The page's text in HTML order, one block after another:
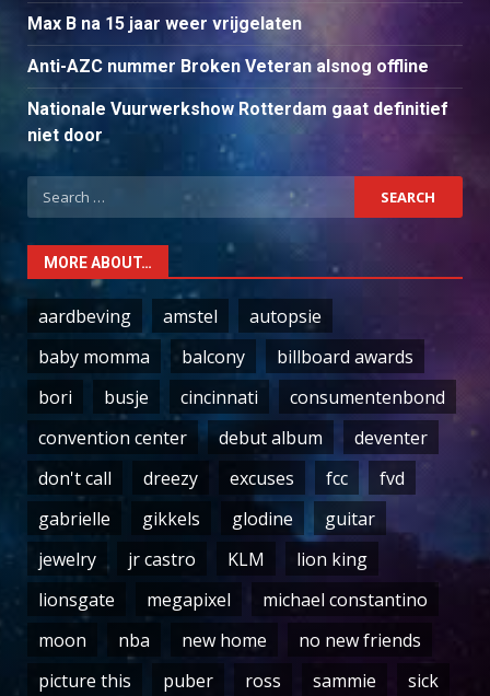
Max B na 15 jaar weer vrijgelaten
Anti-AZC nummer Broken Veteran alsnog offline
Nationale Vuurwerkshow Rotterdam gaat definitief
niet door
Search
for:
MORE ABOUT…
aardbeving amstel
autopsie
baby momma
balcony
billboard awards
bori
busje cincinnati
consumentenbond
convention center
debut album
deventer
don't call
dreezy excuses fcc
fvd
gabrielle
gikkels glodine
guitar
jewelry
jr castro KLM
lion king
lionsgate
megapixel
michael constantino
moon
nba new home
no new friends
picture this
puber ross sammie sick